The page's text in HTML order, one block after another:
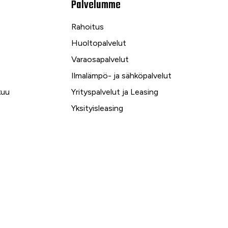
Palvelumme
Rahoitus
Huoltopalvelut
Varaosapalvelut
Ilmalämpö- ja sähköpalvelut
Yrityspalvelut ja Leasing
Yksityisleasing